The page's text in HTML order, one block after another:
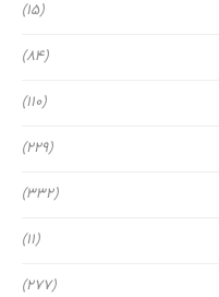
(15)
(84)
(110)
(229)
(332)
(11)
(277)